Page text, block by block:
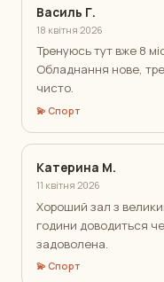
Василь Г.
18 квітня 2026
Тренуюсь тут вже 8
Обладнання нове,
чисто.
💫 Спорт
Катерина М.
11 квітня 2026
Хороший зал з
години доводиться
задоволена.
💫 Спорт